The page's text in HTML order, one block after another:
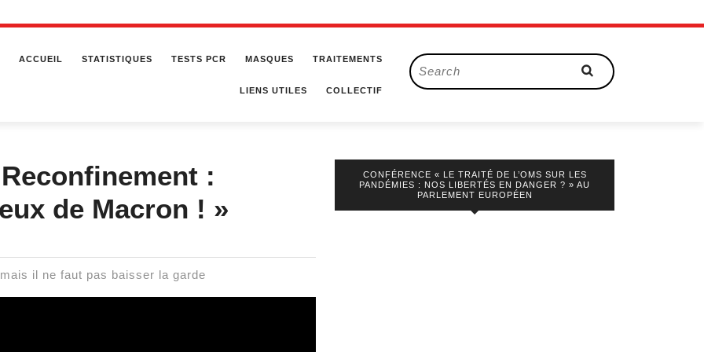
ACCUEIL STATISTIQUES TESTS PCR MASQUES TRAITEMENTS
LIENS UTILES COLLECTIF
Search
for:
:
de Macron ! »
il ne faut pas baisser la garde
CONFÉRENCE « LE TRAITÉ DE L’OMS SUR LES
PANDÉMIES : NOS LIBERTÉS EN DANGER ? » AU
PARLEMENT EUROPÉEN